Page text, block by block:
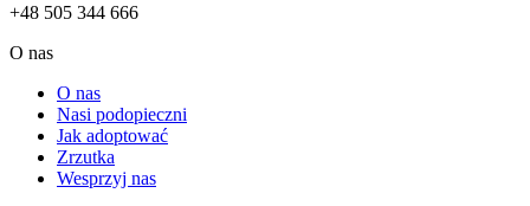
+48 505 344 666
O nas
O nas
Nasi podopieczni
Jak adoptować
Zrzutka
Wesprzyj nas